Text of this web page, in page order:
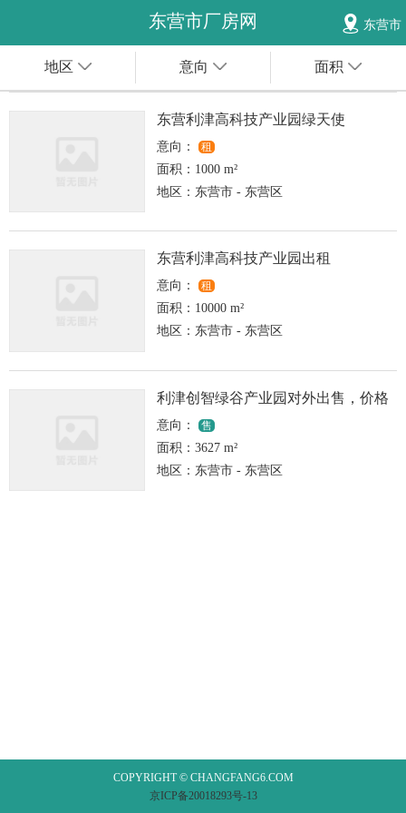
东营市厂房网 东营市
地区 意向 面积
东营利津高科技产业园绿天使
意向： 租
面积： 1000 m²
地区： 东营市 - 东营区
东营利津高科技产业园出租
意向： 租
面积： 10000 m²
地区： 东营市 - 东营区
利津创智绿谷产业园对外出售，价格
面议
意向： 售
面积： 3627 m²
地区： 东营市 - 东营区
COPYRIGHT © CHANGFANG6.COM
京ICP备20018293号-13